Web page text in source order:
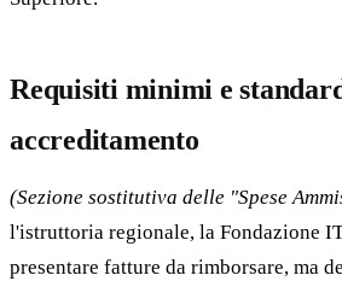
Requisiti minimi e
accreditamento
(Sezione sostitutiva delle "Spese
l'istruttoria regionale, la Fondazione
presentare fatture da rimborsare, ma